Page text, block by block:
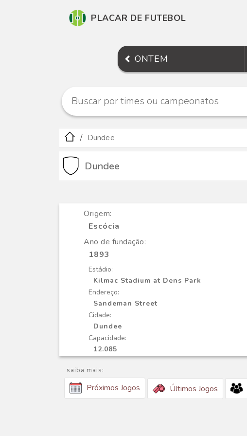
PLACAR DE FUTEBOL
ONTEM
Dundee
Dundee
Origem:
Escócia
Ano de fundação:
1893
Estádio:
Kilmac Stadium at Dens Park
Endereço:
Sandeman Street
Cidade:
Dundee
Capacidade:
12.085
saiba mais:
Próximos Jogos Últimos Jogos